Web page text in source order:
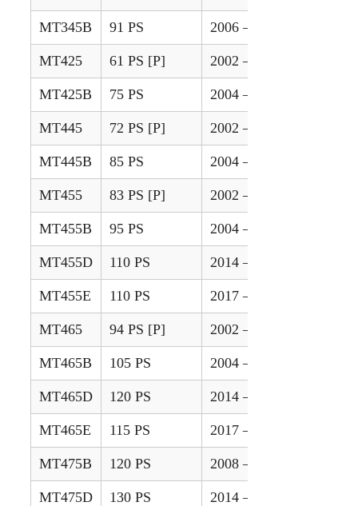
MT345B 91 PS 2006 – 2009
MT425 61 PS [P] 2002 – 2004
MT425B 75 PS 2004 – 2010
MT445 72 PS [P] 2002 – 2004
MT445B 85 PS 2004 – 2013
MT455 83 PS [P] 2002 – 2004
MT455B 95 PS 2004 – 2013
MT455D 110 PS 2014 – 2016
MT455E 110 PS 2017 – 2020
MT465 94 PS [P] 2002 – 2004
MT465B 105 PS 2004 – 2013
MT465D 120 PS 2014 – 2016
MT465E 115 PS 2017 – 2020
MT475B 120 PS 2008 – 2013
MT475D 130 PS 2014 – 2016